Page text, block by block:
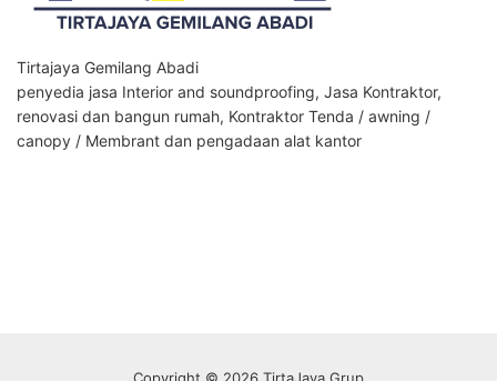
Tirtajaya Gemilang Abadi
penyedia jasa Interior and soundproofing, Jasa Kontraktor,
renovasi dan bangun rumah, Kontraktor Tenda / awning /
canopy / Membrant dan pengadaan alat kantor
Copyright © 2026 TirtaJaya Grup